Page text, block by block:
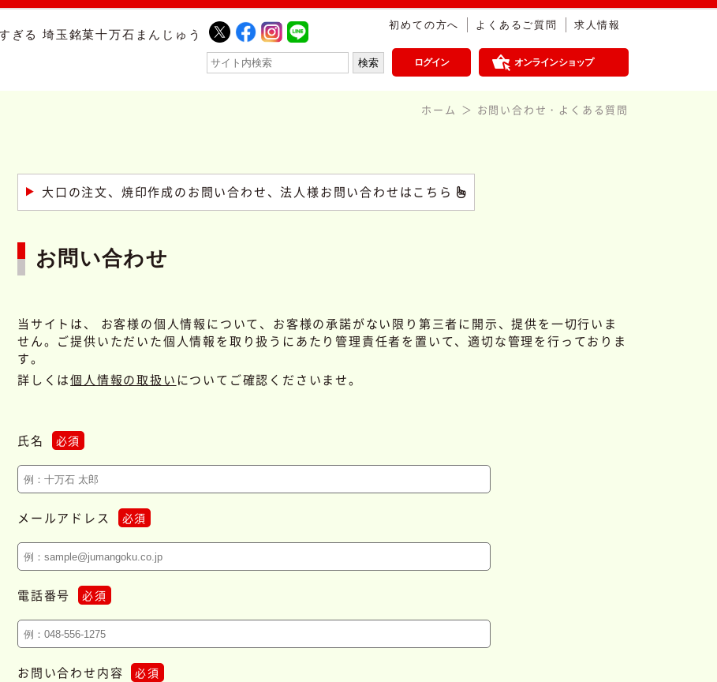
ぎる 埼玉銘菓十万石まんじゅう
求人情報
よくあるご質問
初めての方へ
オンラインショップ
ログイン
ホーム お問い合わせ・よくある質問
大口の注文、焼印作成のお問い合わせ、法人様お問い合わせはこちら
お問い合わせ
当サイトは、 お客様の個人情報について、お客様の承諾がない限り第三者に開示、提供を一切行いま
せん。ご提供いただいた個人情報を取り扱うにあたり管理責任者を置いて、適切な管理を行っておりま
す。
詳しくは個人情報の取扱い についてご確認くださいませ。
氏名 必須
メールアドレス 必須
電話番号 必須
お問い合わせ内容 必須